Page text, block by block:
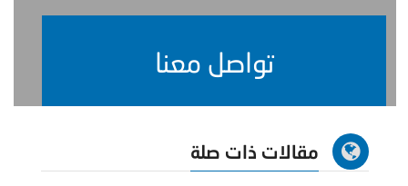
تواصل معنا
مقالات ذات صلة